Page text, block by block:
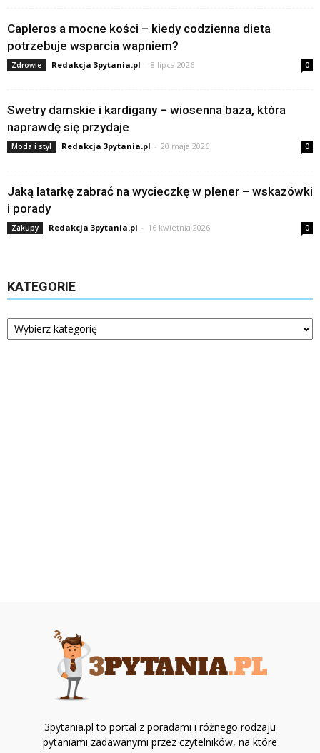
Capleros a mocne kości – kiedy codzienna dieta
potrzebuje wsparcia wapniem?
Zdrowie Redakcja 3pytania.pl - 8 lipca 2026 0
Swetry damskie i kardigany – wiosenna baza, która
naprawdę się przydaje
Moda i styl Redakcja 3pytania.pl - 20 maja 2026 0
Jaką latarkę zabrać na wycieczkę w plener – wskazówki
i porady
Zakupy Redakcja 3pytania.pl - 16 kwietnia 2026 0
KATEGORIE
Kategorie
3pytania.pl to portal z poradami i różnego rodzaju
pytaniami zadawanymi przez czytelników, na które